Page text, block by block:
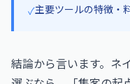
✓主要ツールの特徴・
結論から言います。ネ